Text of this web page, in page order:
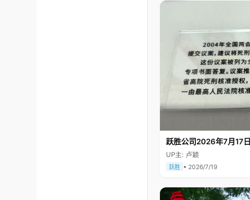
跃胜公司2026年7月17日
UP主: 卢颖
跃胜 • 2026/7/19